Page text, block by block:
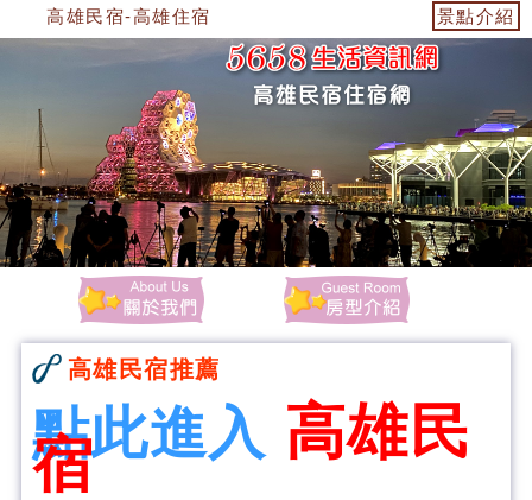
高雄民宿-高雄住宿 景點介紹
高雄民宿推薦
點此進入 高雄民
宿